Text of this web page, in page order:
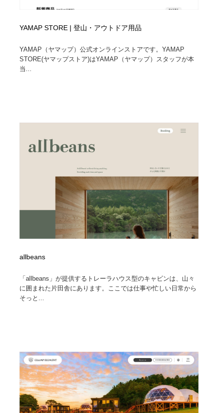
YAMAP STORE | 登山・アウトドア用品
YAMAP（ヤマップ）公式オンラインストアです。YAMAP
STORE(ヤマップストア)はYAMAP（ヤマップ）スタッフが本
当...
allbeans
「allbeans」が提供するトレーラハウス型のキャビンは、山々
に囲まれた片田舎にあります。ここでは仕事や忙しい日常から
そっと...